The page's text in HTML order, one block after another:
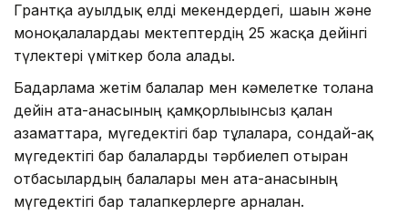
Грантқа ауылдық елді мекендердегі, шағын және
моноқалалардағы мектептердің 25 жасқа дейінгі
түлектері үміткер бола алады.
Бағдарлама жетім балалар мен кәмелетке толғанға
дейін ата-анасының қамқорлығынсыз қалған
азаматтарға, мүгедектігі бар тұлғаларға, сондай-ақ
мүгедектігі бар балаларды тәрбиелеп отырған
отбасылардың балалары мен ата-анасының
мүгедектігі бар талапкерлерге арналған.